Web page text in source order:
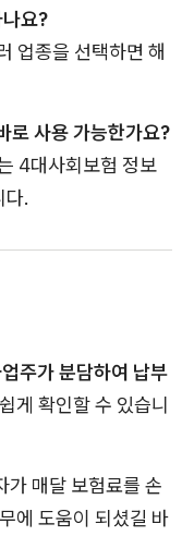
요?
업종을 선택하면 해
로 사용 가능한가요?
4대사회보험 정보
다.
주가 분담하여 납부
게 확인할 수 있습니
매달 보험료를 손
에 도움이 되셨길 바